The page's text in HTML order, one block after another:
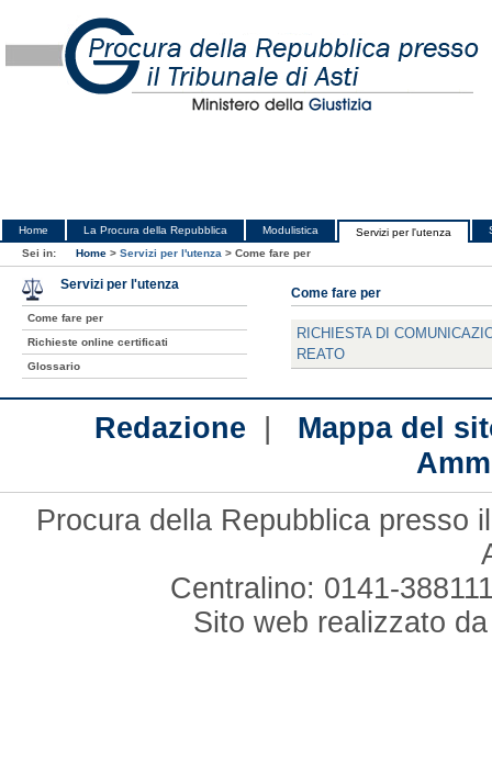
Home La Procura della Repubblica Modulistica Servizi per l'utenza
Sei in:
Home > Servizi per l'utenza > Come fare per
Come fare per
RICHIESTA DI
REATO
Servizi per l'utenza
Come fare per
Richieste online certificati
Glossario
Redazione | Mappa del
Procura della Repubblica presso
Centralino: 0141-
Sito web realizzato